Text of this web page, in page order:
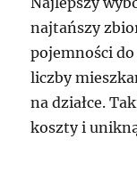
najtańszy
pojemności
liczby
na działce.
koszty i